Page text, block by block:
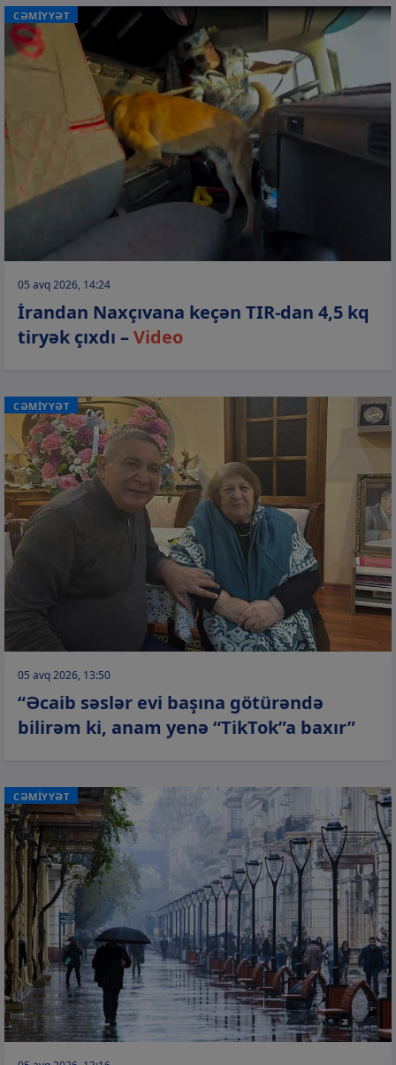
CƏMİYYƏT
05 avq 2026, 14:24
İrandan Naxçıvana keçən TIR-dan 4,5 kq
tiryək çıxdı –Video
CƏMİYYƏT
05 avq 2026, 13:50
“Əcaib səslər evi başına götürəndə
bilirəm ki, anam yenə “TikTok”a baxır”
CƏMİYYƏT